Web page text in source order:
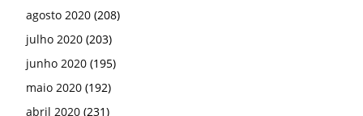
agosto 2020 (208)
julho 2020 (203)
junho 2020 (195)
maio 2020 (192)
abril 2020 (231)